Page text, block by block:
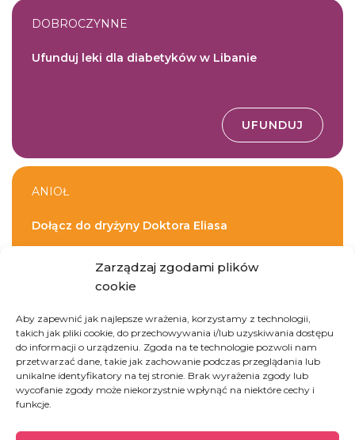
Zarządzaj zgodami plików
cookie
Aby zapewnić jak najlepsze wrażenia, korzystamy z technologii,
takich jak pliki cookie, do przechowywania i/lub uzyskiwania dostępu
do informacji o urządzeniu. Zgoda na te technologie pozwoli nam
przetwarzać dane, takie jak zachowanie podczas przeglądania lub
unikalne identyfikatory na tej stronie. Brak wyrażenia zgody lub
wycofanie zgody może niekorzystnie wpłynąć na niektóre cechy i
funkcje.
DOBROCZYNNE
Ufunduj leki dla diabetyków w Libanie
UFUNDUJ
ANIOŁ
Dołącz do dryżyny Doktora Eliasa